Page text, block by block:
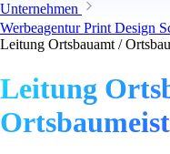
Unternehmen
Werbeagentur Print Design
Leitung Ortsbauamt /
Leitung